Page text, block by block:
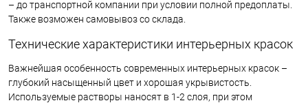
– до транспортной компании при условии полной предоплаты.
Также возможен самовывоз со склада.
Технические характеристики интерьерных красок
Важнейшая особенность современных интерьерных красок –
глубокий насыщенный цвет и хорошая укрывистость.
Используемые растворы наносят в 1-2 слоя, при этом